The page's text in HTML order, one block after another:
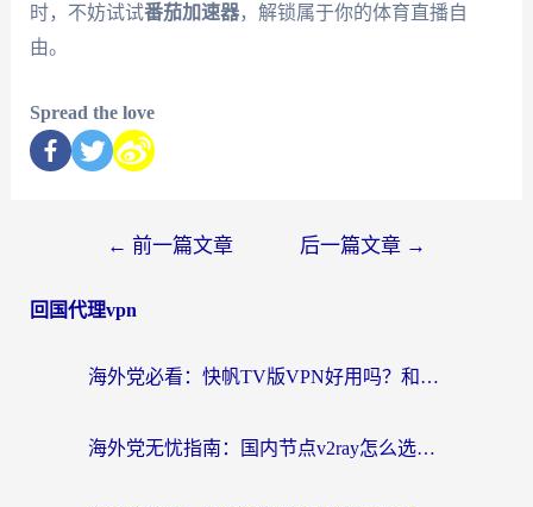
时，不妨试试番茄加速器，解锁属于你的体育直播自
由。
Spread the love
← 前一篇文章 后一篇文章 →
回国代理vpn
海外党必看：快帆TV版VPN好用吗？和快游VPN对比哪个回国效果更好？附实用避坑指南
海外党无忧指南：国内节点v2ray怎么选？一键回国VPN+多场景实测帮你避坑